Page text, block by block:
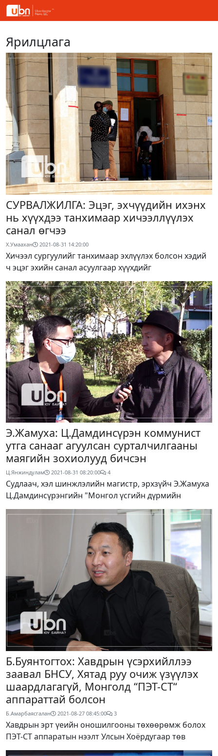
Ярилцлага
СУРВАЛЖИЛГА: Эцэг, эхчүүдийн ихэнх
нь хүүхдээ танхимаар хичээллүүлэх
санал өгчээ
Х.Умаахан 2021-08-31 14:20:00
Хичээл сургуулийг танхимаар эхлүүлэх болсон хэдий
ч эцэг эхийн санал асуулгаар хүүхдийг
Э.Жамуха: Ц.Дамдинсүрэн коммунист
утга санааг агуулсан сурталчилгааны
маягийн зохиолууд бичсэн
Ц.Янжиндулам 2021-08-31 08:20:00 4
Судлаач, хэл шинжлэлийн магистр, эрхзүйч Э.Жамуха
Ц.Дамдинсүрэнгийн "Монгол үсгийн дүрмийн
Б.Буянтогтох: Хавдрын үсэрхийллээ
заавал БНСУ, Хятад руу очиж үзүүлэх
шаардлагагүй, Монголд “ПЭТ-СТ“
аппараттай болсон
Б.Амарбаясгалан 2021-08-27 08:45:00 3
Хавдрын эрт үеийн оношилгооны төхөөрөмж болох
ПЭТ-СТ аппаратын нээлт Улсын Хоёрдугаар төв